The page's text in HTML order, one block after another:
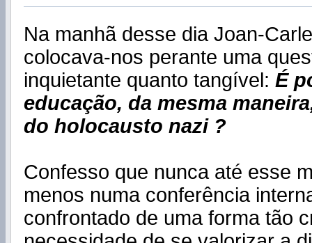
Na manhã desse dia Joan-
colocava-nos perante uma
inquietante quanto tangível: É
educação, da mesma
do holocausto nazi ?
Confesso que nunca até esse
menos numa conferência
confrontado de uma forma tão